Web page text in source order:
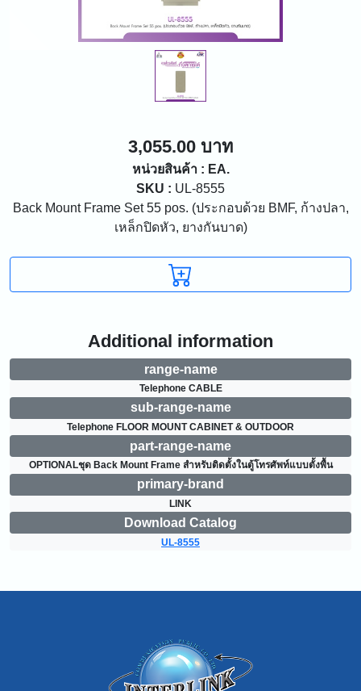
3,055.00 บาท
หน่วยสินค้า : EA.
SKU : UL-8555
Back Mount Frame Set 55 pos. (ประกอบด้วย BMF, ก้างปลา,
เหล็กปิดหัว, ยางกันบาด)
Additional information
range-name
Telephone CABLE
sub-range-name
Telephone FLOOR MOUNT CABINET & OUTDOOR
part-range-name
OPTIONALชุด Back Mount Frame สำหรับติดตั้งในตู้โทรศัพท์แบบตั้งพื้น
primary-brand
LINK
Download Catalog
UL-8555